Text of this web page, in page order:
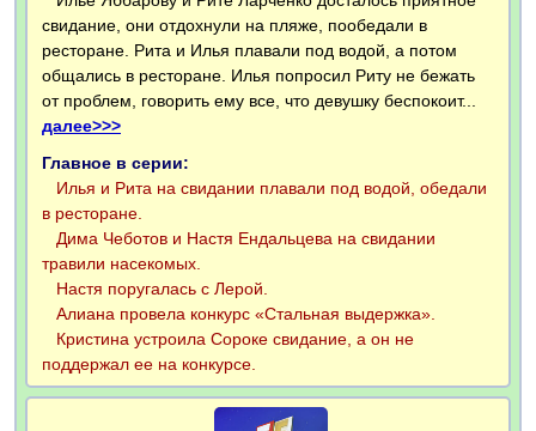
свидание, они отдохнули на пляже, пообедали в
ресторане. Рита и Илья плавали под водой, а потом
общались в ресторане. Илья попросил Риту не бежать
от проблем, говорить ему все, что девушку беспокоит...
далее>>>
Главное в серии:
Илья и Рита на свидании плавали под водой, обедали
в ресторане.
Дима Чеботов и Настя Ендальцева на свидании
травили насекомых.
Настя поругалась с Лерой.
Алиана провела конкурс «Стальная выдержка».
Кристина устроила Сороке свидание, а он не
поддержал ее на конкурсе.